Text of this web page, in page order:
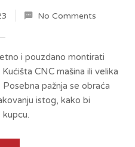
No Comments
i pouzdano montirati
CNC mašina ili velika
pažnja se obraća
istog, kako bi